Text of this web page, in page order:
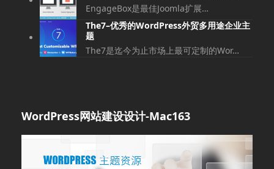
EngageBox是最佳Joomla扩展…
The7–优秀的WordPress外贸多用途企业主
题
The7是迄今为止市场上最可定制的Wor…
WordPress网站建设设计-Mac163